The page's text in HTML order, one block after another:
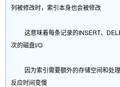
列被修改时，索引本身也会被修改
这意味着每条记录的INSERT、
次的磁盘I/O
因为索引需要额外的存储空间和处理
反应时间变慢